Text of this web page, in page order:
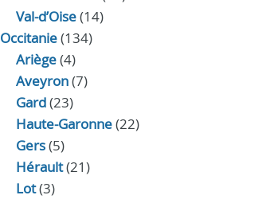
Val-d’Oise(14)
Occitanie(134)
Ariège(4)
Aveyron(7)
Gard(23)
Haute-Garonne(22)
Gers(5)
Hérault(21)
Lot(3)